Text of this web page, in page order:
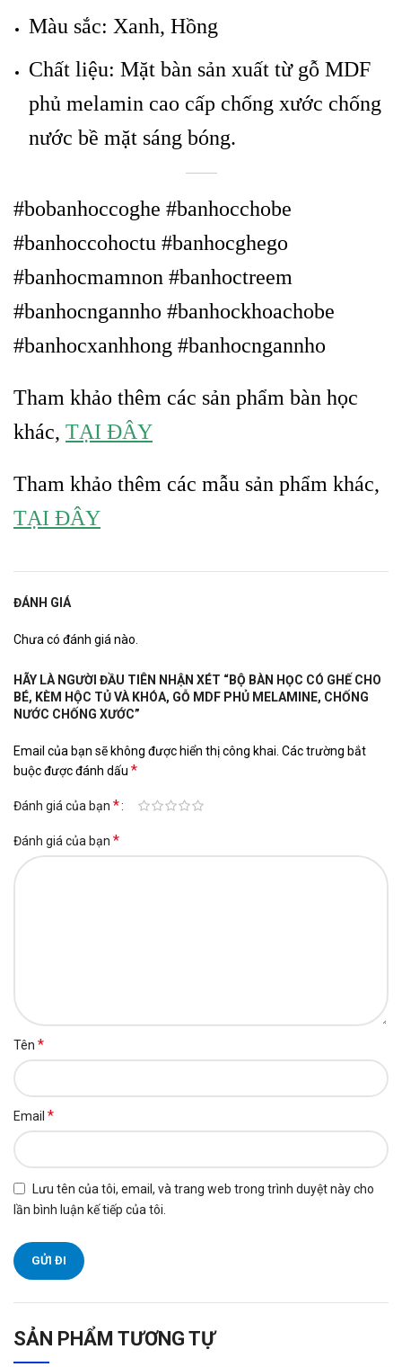
Màu sắc: Xanh, Hồng
Chất liệu: Mặt bàn sản xuất từ gỗ MDF
phủ melamin cao cấp chống xước chống
nước bề mặt sáng bóng.
#bobanhoccoghe #banhocchobe
#banhoccohoctu #banhocghego
#banhocmamnon #banhoctreem
#banhocngannho #banhockhoachobe
#banhocxanhhong #banhocngannho
Tham khảo thêm các sản phẩm bàn học
khác, TẠI ĐÂY
Tham khảo thêm các mẫu sản phẩm khác,
TẠI ĐÂY
ĐÁNH GIÁ
Chưa có đánh giá nào.
HÃY LÀ NGƯỜI ĐẦU TIÊN NHẬN XÉT “BỘ BÀN HỌC CÓ GHẾ CHO
BÉ, KÈM HỘC TỦ VÀ KHÓA, GỖ MDF PHỦ MELAMINE, CHỐNG
NƯỚC CHỐNG XƯỚC”
Email của bạn sẽ không được hiển thị công khai. Các trường bắt
buộc được đánh dấu *
Đánh giá của bạn *
Đánh giá của bạn *
Tên *
Email *
Lưu tên của tôi, email, và trang web trong trình duyệt này cho
lần bình luận kế tiếp của tôi.
SẢN PHẨM TƯƠNG TỰ